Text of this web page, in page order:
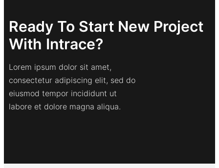
Ready To Start New Project
With Intrace?
Lorem ipsum dolor sit amet,
consectetur adipiscing elit, sed do
eiusmod tempor incididunt ut
labore et dolore magna aliqua.